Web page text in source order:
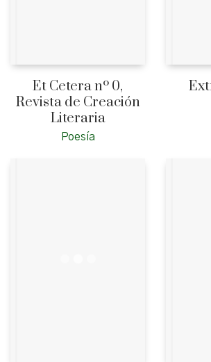
Et Cetera nº 0,
Revista de Creación
Literaria
Poesía